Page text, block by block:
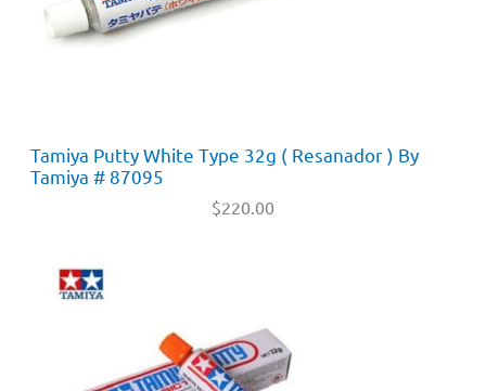
Tamiya Putty White Type 32g ( Resanador ) By
Tamiya # 87095
$220.00